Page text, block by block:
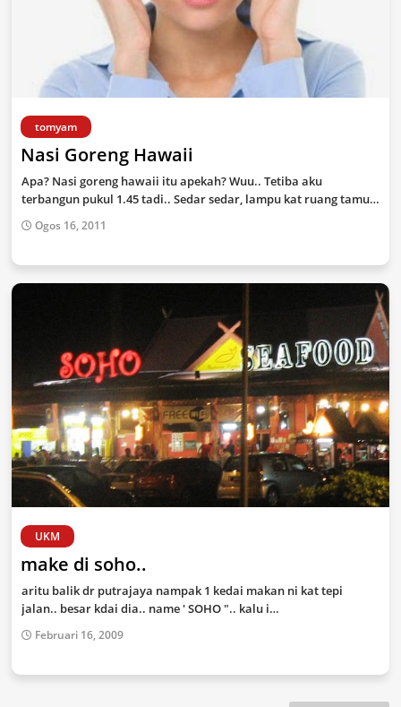
tomyam
Nasi Goreng Hawaii
Apa? Nasi goreng hawaii itu apekah? Wuu.. Tetiba aku
terbangun pukul 1.45 tadi.. Sedar sedar, lampu kat ruang tamu…
Ogos 16, 2011
UKM
make di soho..
aritu balik dr putrajaya nampak 1 kedai makan ni kat tepi
jalan.. besar kdai dia.. name ' SOHO ".. kalu i…
Februari 16, 2009